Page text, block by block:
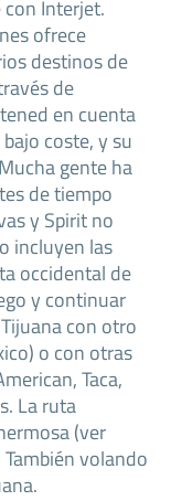
Interjet.
ofrece
destinos de
de
en cuenta
coste, y su
gente ha
de tiempo
y Spirit no
incluyen las
occidental de
y continuar
con otro
o con otras
Taca,
La ruta
(ver
volando